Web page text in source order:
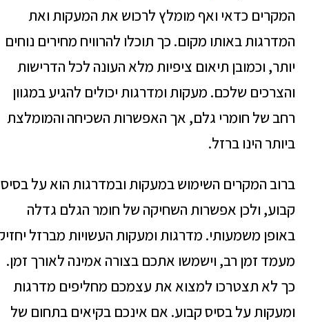
המקרים כדאי ואף מומלץ לרכוש את המעקות ואת
המדרגות באותו מקום. כך תוכלו להרוויח מחירים נוחים
יותר, וכמובן תיאום ציפיות מלא העונה לכל הדרישות
והצרכים שלכם. מעקות ומדרגות יכולים להגיע במגוון
רחב של חומרי גלם, אך האפשרות השכיחה והמומלצת
ביותר הינו ברזל.
ברוב המקרים השימוש במעקות ובמדרגות הוא על בסיס
קבוע, ולכן אפשרות השחיקה של חומר הגלם גדלה
באופן משמעותי. מדרגות ומעקות העשויות מברזל יחזיקו
מעמד זמן רב, וישמשו אתכם בצורה אמינה לאורך זמן.
כך לא תצטרכו למצוא את עצמכם מחליפים מדרגות
ומעקות על בסיס קבוע. אם אינכם בקיאים בתחום של